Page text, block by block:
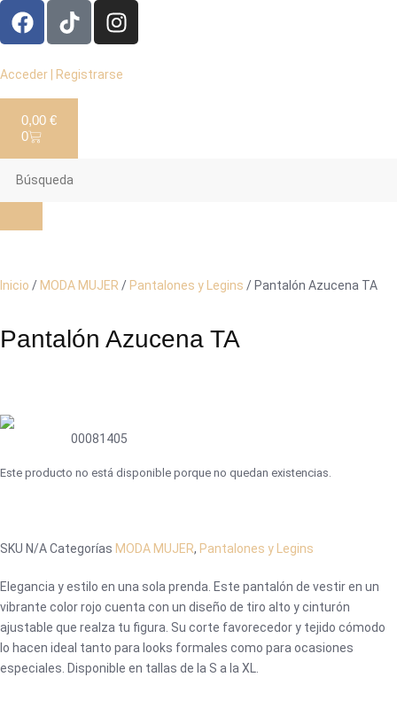
Acceder | Registrarse
0,00 €
0
Inicio / MODA MUJER / Pantalones y Legins / Pantalón Azucena TA
Pantalón Azucena TA
00081405
Este producto no está disponible porque no quedan existencias.
SKU N/ACategorías MODA MUJER, Pantalones y Legins
Elegancia y estilo en una sola prenda. Este pantalón de vestir en un
vibrante color rojo cuenta con un diseño de tiro alto y cinturón
ajustable que realza tu figura. Su corte favorecedor y tejido cómodo
lo hacen ideal tanto para looks formales como para ocasiones
especiales. Disponible en tallas de la S a la XL.